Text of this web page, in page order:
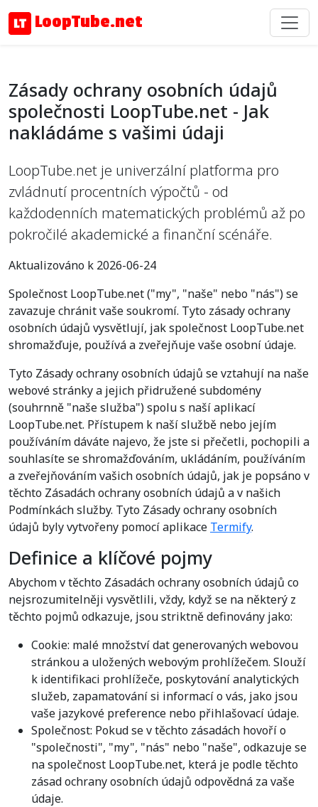
LoopTube.net
Zásady ochrany osobních údajů
společnosti LoopTube.net - Jak
nakládáme s vašimi údaji
LoopTube.net je univerzální platforma pro
zvládnutí procentních výpočtů - od
každodenních matematických problémů až po
pokročilé akademické a finanční scénáře.
Aktualizováno k 2026-06-24
Společnost LoopTube.net ("my", "naše" nebo "nás") se
zavazuje chránit vaše soukromí. Tyto zásady ochrany
osobních údajů vysvětlují, jak společnost LoopTube.net
shromažďuje, používá a zveřejňuje vaše osobní údaje.
Tyto Zásady ochrany osobních údajů se vztahují na naše
webové stránky a jejich přidružené subdomény
(souhrnně "naše služba") spolu s naší aplikací
LoopTube.net. Přístupem k naší službě nebo jejím
používáním dáváte najevo, že jste si přečetli, pochopili a
souhlasíte se shromažďováním, ukládáním, používáním
a zveřejňováním vašich osobních údajů, jak je popsáno v
těchto Zásadách ochrany osobních údajů a v našich
Podmínkách služby. Tyto Zásady ochrany osobních
údajů byly vytvořeny pomocí aplikace Termify.
Definice a klíčové pojmy
Abychom v těchto Zásadách ochrany osobních údajů co
nejsrozumitelněji vysvětlili, vždy, když se na některý z
těchto pojmů odkazuje, jsou striktně definovány jako:
Cookie: malé množství dat generovaných webovou
stránkou a uložených webovým prohlížečem. Slouží
k identifikaci prohlížeče, poskytování analytických
služeb, zapamatování si informací o vás, jako jsou
vaše jazykové preference nebo přihlašovací údaje.
Společnost: Pokud se v těchto zásadách hovoří o
"společnosti", "my", "nás" nebo "naše", odkazuje se
na společnost LoopTube.net, která je podle těchto
zásad ochrany osobních údajů odpovědná za vaše
údaje.